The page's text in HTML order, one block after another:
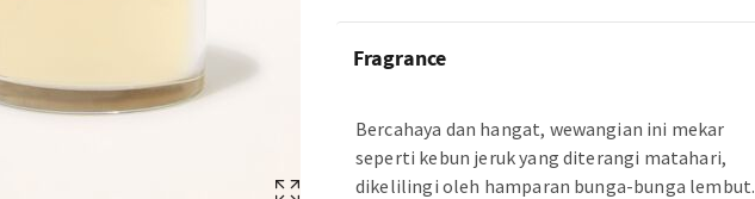
Fragrance
Bercahaya dan hangat, wewangian ini mekar
seperti kebun jeruk yang diterangi matahari,
dikelilingi oleh hamparan bunga-bunga lembut.